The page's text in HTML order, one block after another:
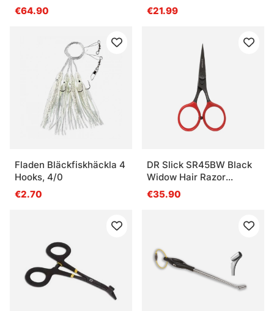
€64.90
€21.99
Fladen Bläckfiskhäckla 4
Hooks, 4/0
€2.70
DR Slick SR45BW Black
Widow Hair Razor
Scissor 4-1/2'' Bent
Shaft Black and Red
€35.90